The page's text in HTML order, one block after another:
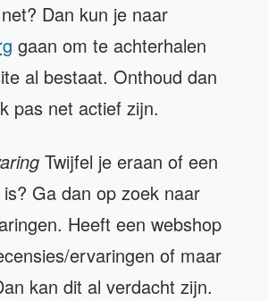
Dan kun je naar
gaan om te achterhalen
al bestaat. Onthoud dan
pas net actief zijn.
Twijfel je eraan of een
Ga dan op zoek naar
Heeft een webshop
ervaringen of maar
kan dit al verdacht zijn.